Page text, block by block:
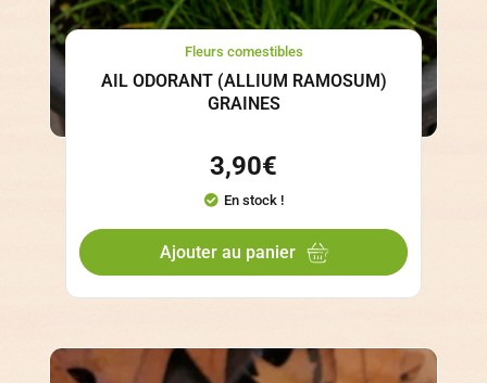
Fleurs comestibles
AIL ODORANT (ALLIUM RAMOSUM)
GRAINES
3,90€
En stock !
Ajouter au panier